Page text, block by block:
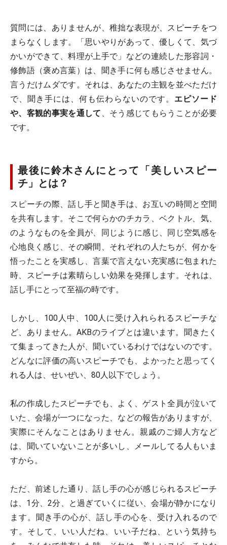
質問には、ありませんが、稚拙な表現が、スピーチをつ
まらなくします。「思いやりがあって、優しくて、気づ
かいができて、料理が上手で」などの連続した形容詞・
修飾語（褒め言葉）は、聞き手に何も感じさせません。
言うだけムダです。それは、あなたの主観を並べただけ
で、聞き手には、何も伝わらないのです。 エピソード
や、客観的事実を通して 、そう感じてもらうことが必要
です。
最後に鈴木さんにとって「美しいスピー
チ」とは？
スピーチの際、話し手と聞き手は、お互いの時間と空間
を共有します。そこで何らかのチカラ、ベクトル、気、
のようなものを全員が、同じように感じ、同じ空気感を
心地良く感じ、その瞬間、それぞれの人たちが、何かを
悟ったことを実感し、言葉で言えない充実感に包まれた
時、スピーチは素晴らしい効果を発揮します。それは、
話し手にとって至福の時です。
しかし、100人中、100人に受け入れられるスピーチな
ど、ありません。AKBのライブとは違います。聞きたく
て集まってきた人が、聞いているわけではないのです。
どんなに評価の高いスピーチでも、よかったと思ってく
れる人は、せいぜい、80人以下でしょう。
私の作成したスピーチでも、よく、ゲスト全員が泣いて
いた、会場が一つになった、などの報告がありますが、
実際にそんなことはありません。親戚のご婦人方など
は、聞いていないことが多いし、メールしてる人もいま
すから。
ただ、前述した通り、話し手の心が感じられるスピーチ
は、1分、2分、と過ぎていくに従い、会場が静かになり
ます。聞き手の心が、話し手の心を、受け入れるので
す。そして、いい人だね、いい子だね、という気持ち